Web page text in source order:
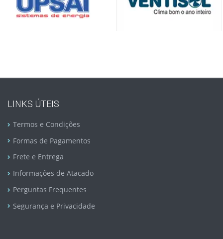
LINKS ÚTEIS
Termos e Condições
Formas de Pagamentos
Frete e Entrega
Informações de Atacado
Perguntas Frequentes
Segurança e Privacidade